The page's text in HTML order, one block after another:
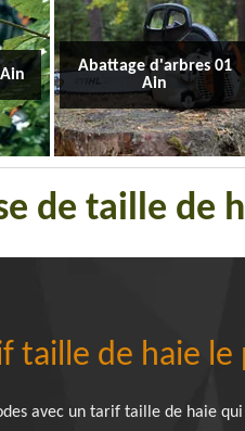
Abattage d'arbres 01
Ain
de taille de
taille de haie le
avec un tarif taille de haie